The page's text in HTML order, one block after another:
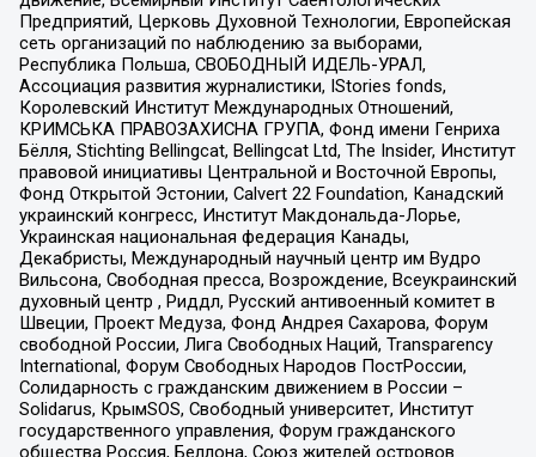
Предприятий, Церковь Духовной Технологии, Европейская
сеть организаций по наблюдению за выборами,
Республика Польша, СВОБОДНЫЙ ИДЕЛЬ-УРАЛ,
Ассоциация развития журналистики, IStories fonds,
Королевский Институт Международных Отношений,
КРИМСЬКА ПРАВОЗАХИСНА ГРУПА, Фонд имени Генриха
Бёлля, Stichting Bellingcat, Bellingcat Ltd, The Insider, Институт
правовой инициативы Центральной и Восточной Европы,
Фонд Открытой Эстонии, Calvert 22 Foundation, Канадский
украинский конгресс, Институт Макдональда-Лорье,
Украинская национальная федерация Канады,
Декабристы, Международный научный центр им Вудро
Вильсона, Свободная пресса, Возрождение, Всеукраинский
духовный центр , Риддл, Русский антивоенный комитет в
Швеции, Проект Медуза, Фонд Андрея Сахарова, Форум
свободной России, Лига Свободных Наций, Transparеncy
International, Форум Свободных Народов ПостРоссии,
Солидарность с гражданским движением в России –
Solidarus, КрымSOS, Свободный университет, Институт
государственного управления, Форум гражданского
общества Россия, Беллона, Союз жителей островов